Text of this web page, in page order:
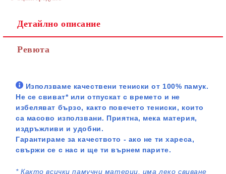
Детайлно описание
Ревюта
Използваме качествени тениски от 100% памук.
Не се свиват* или отпускат с времето и не
избеляват бързо, както повечето тениски, които
са масово използвани. Приятна, мека материя,
издръжливи и удобни.
Гарантираме за качеството - ако не ти хареса,
свържи се с нас и ще ти върнем парите.
*Както всички памучни материи, има леко свиване